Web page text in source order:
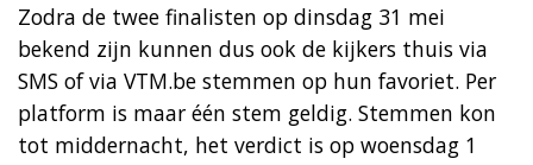
Zodra de twee finalisten op dinsdag 31 mei
bekend zijn kunnen dus ook de kijkers thuis via
SMS of via VTM.be stemmen op hun favoriet. Per
platform is maar één stem geldig. Stemmen kon
tot middernacht, het verdict is op woensdag 1